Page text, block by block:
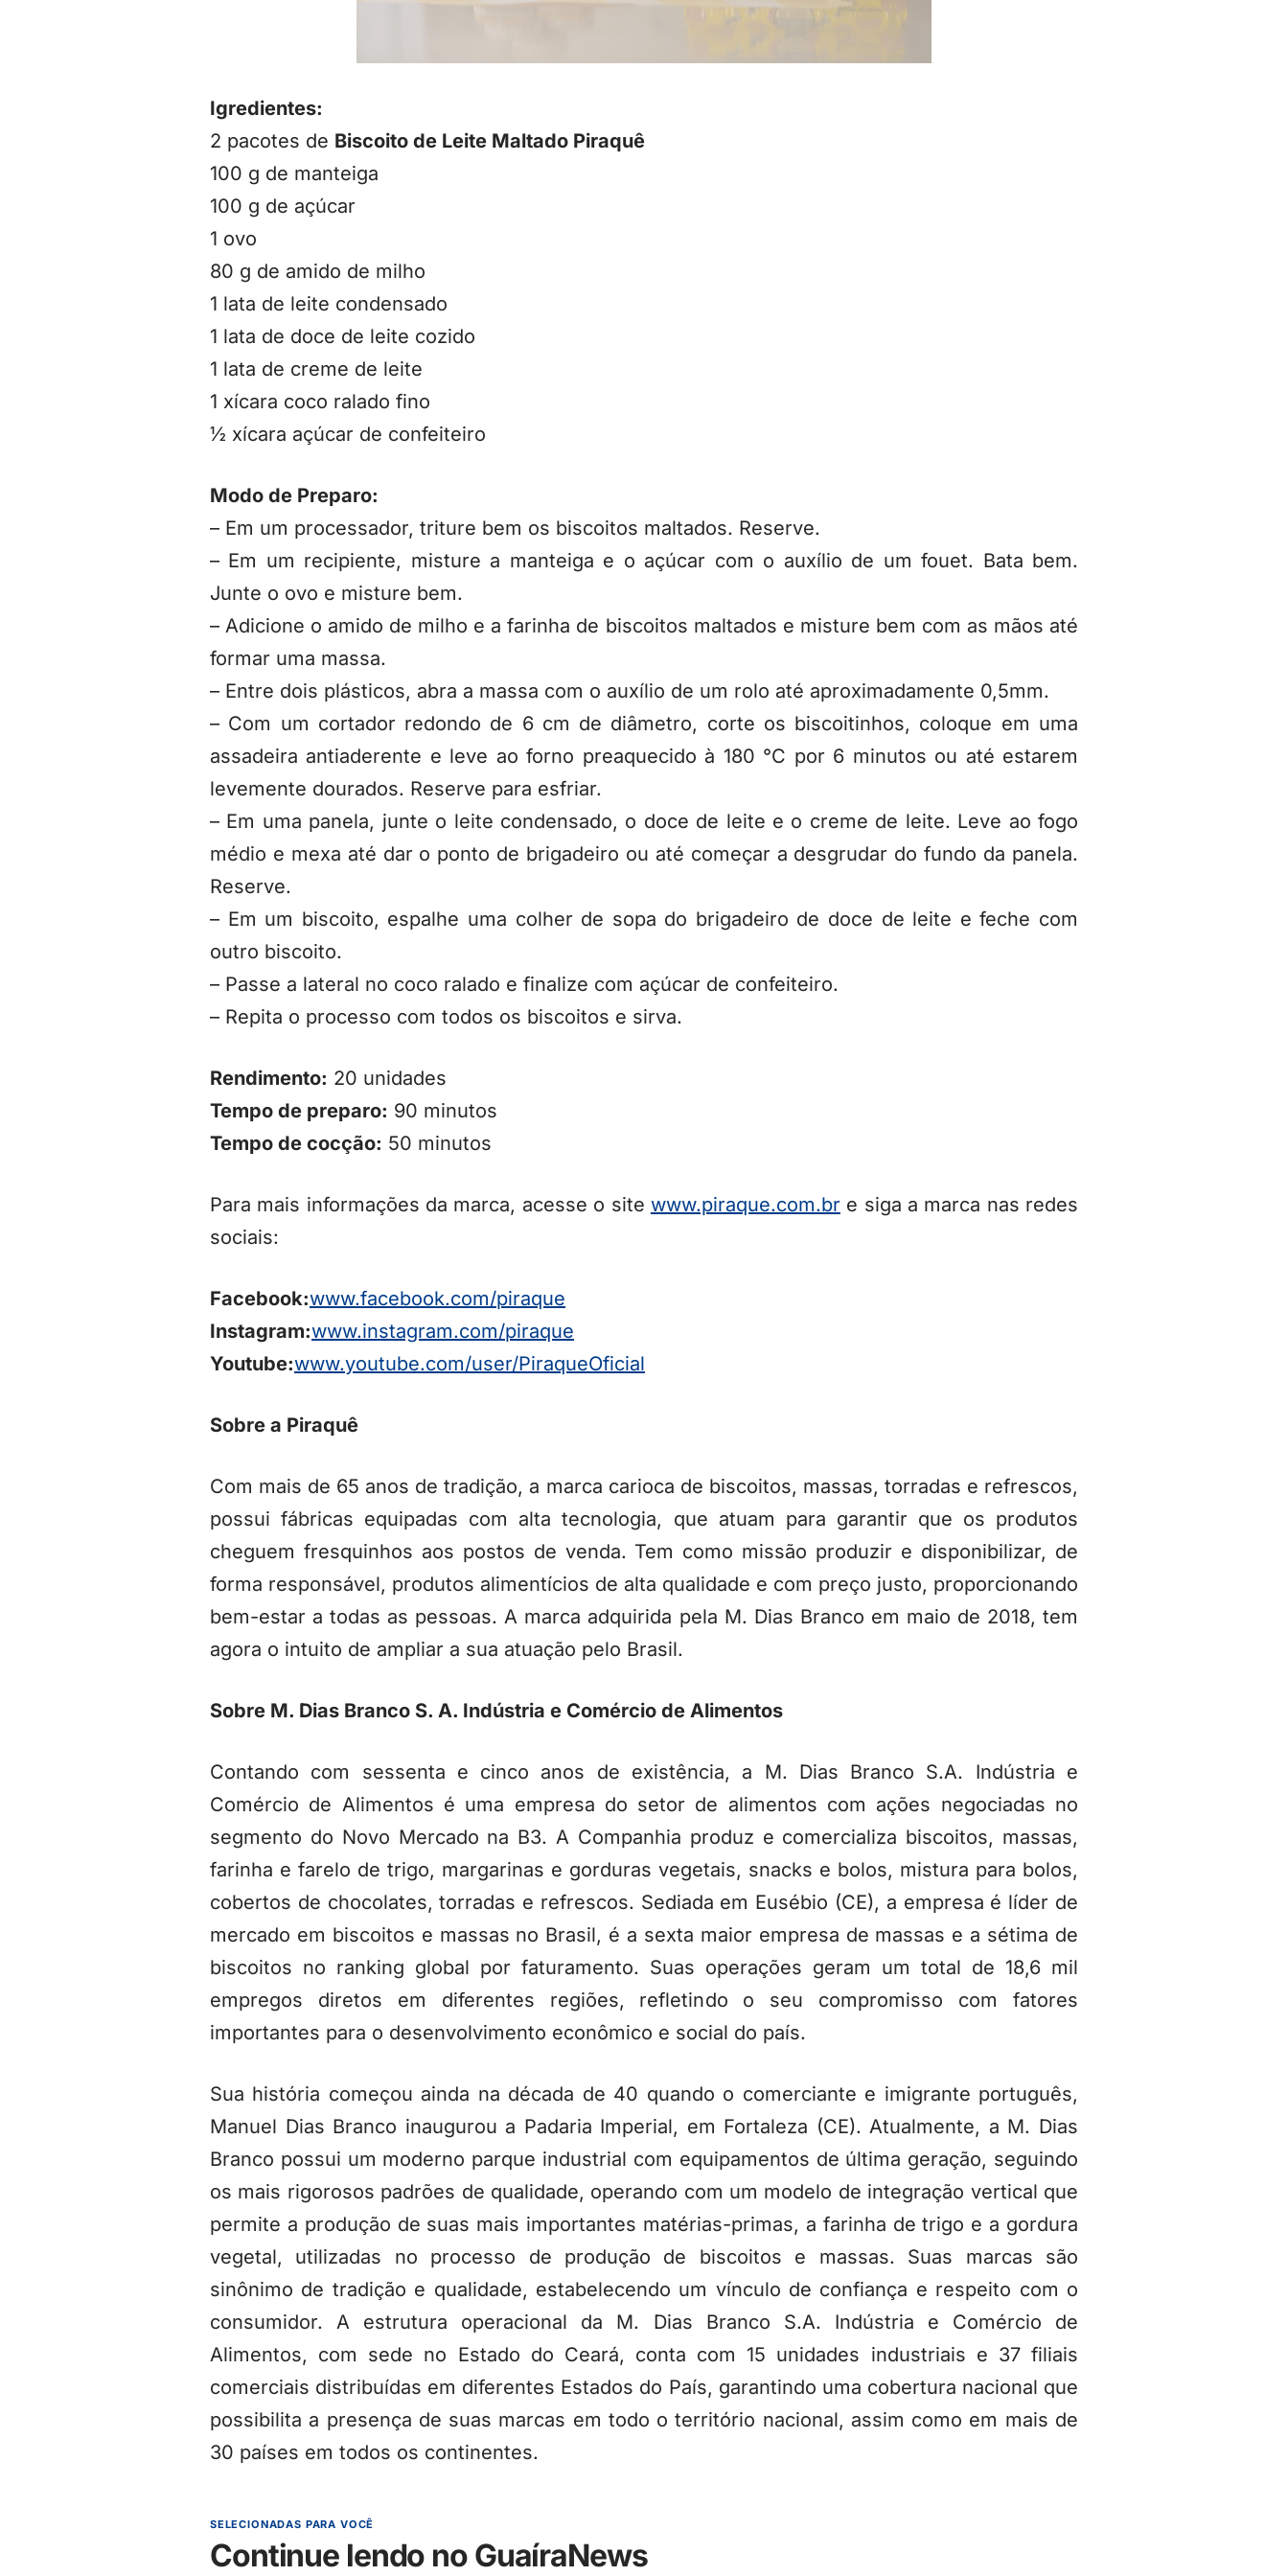
Igredientes:
2 pacotes de Biscoito de Leite Maltado Piraquê
100 g de manteiga
100 g de açúcar
1 ovo
80 g de amido de milho
1 lata de leite condensado
1 lata de doce de leite cozido
1 lata de creme de leite
1 xícara coco ralado fino
½ xícara açúcar de confeiteiro
Modo de Preparo:
– Em um processador, triture bem os biscoitos maltados. Reserve.
– Em um recipiente, misture a manteiga e o açúcar com o auxílio de um fouet. Bata bem.
Junte o ovo e misture bem.
– Adicione o amido de milho e a farinha de biscoitos maltados e misture bem com as mãos até
formar uma massa.
– Entre dois plásticos, abra a massa com o auxílio de um rolo até aproximadamente 0,5mm.
– Com um cortador redondo de 6 cm de diâmetro, corte os biscoitinhos, coloque em uma
assadeira antiaderente e leve ao forno preaquecido à 180 °C por 6 minutos ou até estarem
levemente dourados. Reserve para esfriar.
– Em uma panela, junte o leite condensado, o doce de leite e o creme de leite. Leve ao fogo
médio e mexa até dar o ponto de brigadeiro ou até começar a desgrudar do fundo da panela.
Reserve.
– Em um biscoito, espalhe uma colher de sopa do brigadeiro de doce de leite e feche com
outro biscoito.
– Passe a lateral no coco ralado e finalize com açúcar de confeiteiro.
– Repita o processo com todos os biscoitos e sirva.
Rendimento: 20 unidades
Tempo de preparo: 90 minutos
Tempo de cocção: 50 minutos
Para mais informações da marca, acesse o site www.piraque.com.br e siga a marca nas redes
sociais:
Facebook:www.facebook.com/piraque
Instagram:www.instagram.com/piraque
Youtube:www.youtube.com/user/PiraqueOficial
Sobre a Piraquê
Com mais de 65 anos de tradição, a marca carioca de biscoitos, massas, torradas e refrescos,
possui fábricas equipadas com alta tecnologia, que atuam para garantir que os produtos
cheguem fresquinhos aos postos de venda. Tem como missão produzir e disponibilizar, de
forma responsável, produtos alimentícios de alta qualidade e com preço justo, proporcionando
bem-estar a todas as pessoas. A marca adquirida pela M. Dias Branco em maio de 2018, tem
agora o intuito de ampliar a sua atuação pelo Brasil.
Sobre M. Dias Branco S. A. Indústria e Comércio de Alimentos
Contando com sessenta e cinco anos de existência, a M. Dias Branco S.A. Indústria e
Comércio de Alimentos é uma empresa do setor de alimentos com ações negociadas no
segmento do Novo Mercado na B3. A Companhia produz e comercializa biscoitos, massas,
farinha e farelo de trigo, margarinas e gorduras vegetais, snacks e bolos, mistura para bolos,
cobertos de chocolates, torradas e refrescos. Sediada em Eusébio (CE), a empresa é líder de
mercado em biscoitos e massas no Brasil, é a sexta maior empresa de massas e a sétima de
biscoitos no ranking global por faturamento. Suas operações geram um total de 18,6 mil
empregos diretos em diferentes regiões, refletindo o seu compromisso com fatores
importantes para o desenvolvimento econômico e social do país.
Sua história começou ainda na década de 40 quando o comerciante e imigrante português,
Manuel Dias Branco inaugurou a Padaria Imperial, em Fortaleza (CE). Atualmente, a M. Dias
Branco possui um moderno parque industrial com equipamentos de última geração, seguindo
os mais rigorosos padrões de qualidade, operando com um modelo de integração vertical que
permite a produção de suas mais importantes matérias-primas, a farinha de trigo e a gordura
vegetal, utilizadas no processo de produção de biscoitos e massas. Suas marcas são
sinônimo de tradição e qualidade, estabelecendo um vínculo de confiança e respeito com o
consumidor. A estrutura operacional da M. Dias Branco S.A. Indústria e Comércio de
Alimentos, com sede no Estado do Ceará, conta com 15 unidades industriais e 37 filiais
comerciais distribuídas em diferentes Estados do País, garantindo uma cobertura nacional que
possibilita a presença de suas marcas em todo o território nacional, assim como em mais de
30 países em todos os continentes.
SELECIONADAS PARA VOCÊ
Continue lendo no GuaíraNews